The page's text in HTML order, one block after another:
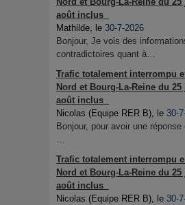
août inclus
Mathilde, le 30-7-2026
Bonjour, Je vois des
contradictoires quant à…
Trafic totalement interrompu
Nord et Bourg-La-Reine du
août inclus
Nicolas (Equipe RER B), le 30-
Bonjour, pour avoir une
…
Trafic totalement interrompu
Nord et Bourg-La-Reine du
août inclus
Nicolas (Equipe RER B), le 30-